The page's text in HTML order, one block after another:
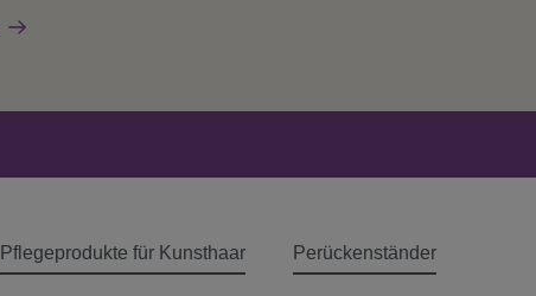
Pflegeprodukte für Kunsthaar Perückenständer